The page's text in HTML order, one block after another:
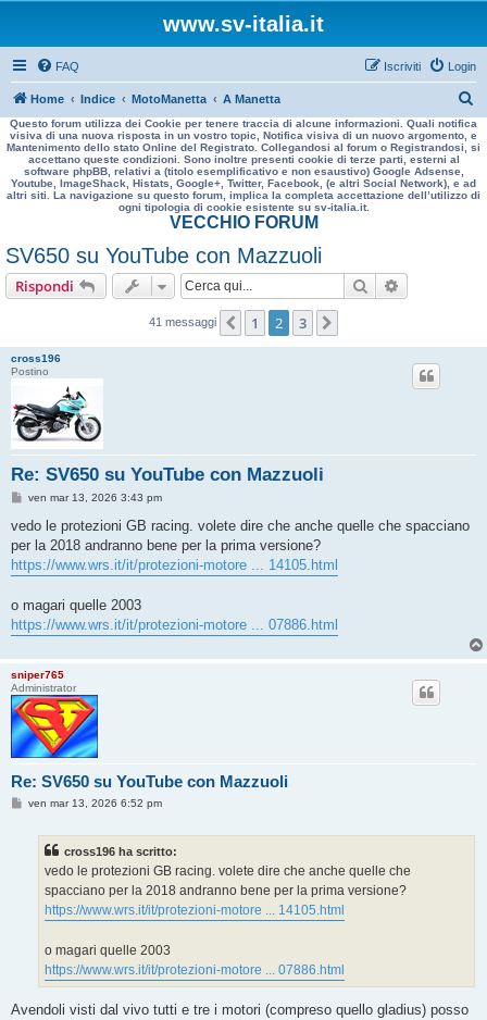
www.sv-italia.it
FAQ Login
Iscriviti
Home Indice MotoManetta A Manetta
e
r
a
Questo forum utilizza dei Cookie per tenere traccia di alcune informazioni. Quali notifica
visiva di una nuova risposta in un vostro topic, Notifica visiva di un nuovo argomento, e
Mantenimento dello stato Online del Registrato. Collegandosi al forum o Registrandosi, si
accettano queste condizioni. Sono inoltre presenti cookie di terze parti, esterni al
software phpBB, relativi a (titolo esemplificativo e non esaustivo) Google Adsense,
Youtube, ImageShack, Histats, Google+, Twitter, Facebook, (e altri Social Network), e ad
altri siti. La navigazione su questo forum, implica la completa accettazione dell’utilizzo di
ogni tipologia di cookie esistente su sv-italia.it.
VECCHIO FORUM
SV650 su YouTube con Mazzuoli
Rispondi Cerca
41 messaggi Precedente
1 2 3
cross196
Postino
Re: SV650 su YouTube con Mazzuoli
M
s
a
g
g
o
ven mar 13, 2026 3:43 pm
vedo le protezioni GB racing. volete dire che anche quelle che spacciano
per la 2018 andranno bene per la prima versione?
https://www.wrs.it/it/protezioni-motore ... 14105.html
o magari quelle 2003
https://www.wrs.it/it/protezioni-motore ... 07886.html
sniper765
Administrator
Re: SV650 su YouTube con Mazzuoli
Mven mar 13, 2026 6:52 pm
cross196 ha scritto:
vedo le protezioni GB racing. volete dire che anche quelle che
spacciano per la 2018 andranno bene per la prima versione?
https://www.wrs.it/it/protezioni-motore ... 14105.html
o magari quelle 2003
https://www.wrs.it/it/protezioni-motore ... 07886.html
Avendoli visti dal vivo tutti e tre i motori (compreso quello gladius) posso